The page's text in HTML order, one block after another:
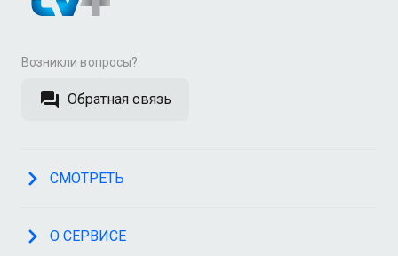
Возникли вопросы?
Обратная связь
СМОТРЕТЬ
О СЕРВИСЕ